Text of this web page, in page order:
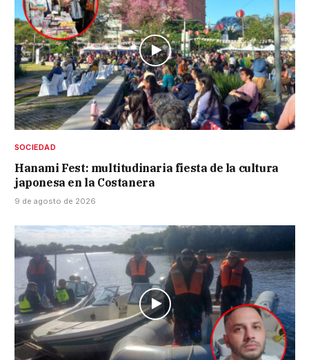
SOCIEDAD
Hanami Fest: multitudinaria fiesta de la cultura
japonesa en la Costanera
9 de agosto de 2026